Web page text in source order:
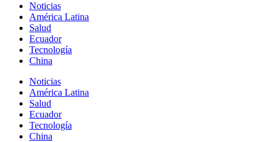
Noticias
América Latina
Salud
Ecuador
Tecnología
China
Noticias
América Latina
Salud
Ecuador
Tecnología
China